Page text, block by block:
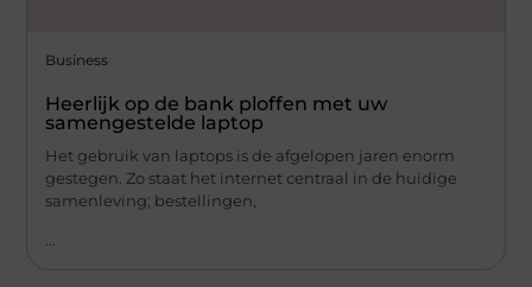
Business
Heerlijk op de bank ploffen met uw
samengestelde laptop
Het gebruik van laptops is de afgelopen jaren enorm
gestegen. Zo staat het internet centraal in de huidige
samenleving; bestellingen,